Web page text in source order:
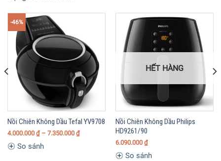
-46%
Nồi Chiên Không Dầu Tefal YV9708
4.000.000 ₫– 7.350.000 ₫
So sánh
HẾT HÀNG
Nồi Chiên Không Dầu Philips
HD9261/90
6.090.000 ₫
So sánh